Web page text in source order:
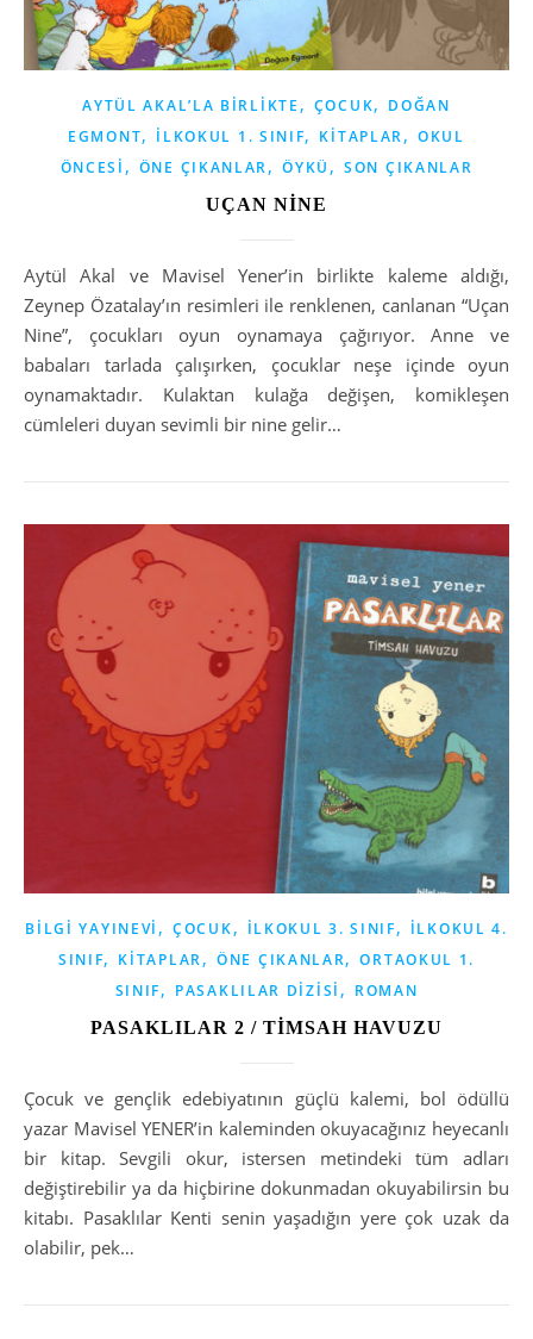
AYTÜL AKAL’LA BIRLIKTE , ÇOCUK, DOĞAN
EGMONT, İLKOKUL 1. SINIF, KITAPLAR,OKUL
ÖNCESI , ÖNE ÇIKANLAR,ÖYKÜ , SON ÇIKANLAR
UÇAN NİNE
Aytül Akal ve Mavisel Yener’in birlikte kaleme aldığı,
Zeynep Özatalay’ın resimleri ile renklenen, canlanan “Uçan
Nine”, çocukları oyun oynamaya çağırıyor. Anne ve
babaları tarlada çalışırken, çocuklar neşe içinde oyun
oynamaktadır. Kulaktan kulağa değişen, komikleşen
cümleleri duyan sevimli bir nine gelir…
BILGI YAYINEVI ,ÇOCUK, İLKOKUL 3. SINIF, İLKOKUL 4.
SINIF, KITAPLAR, ÖNE ÇIKANLAR,ORTAOKUL 1.
SINIF, PASAKLILAR DIZISI , ROMAN
PASAKLILAR 2 / TİMSAH HAVUZU
Çocuk ve gençlik edebiyatının güçlü kalemi, bol ödüllü
yazar Mavisel YENER’in kaleminden okuyacağınız heyecanlı
bir kitap. Sevgili okur, istersen metindeki tüm adları
değiştirebilir ya da hiçbirine dokunmadan okuyabilirsin bu
kitabı. Pasaklılar Kenti senin yaşadığın yere çok uzak da
olabilir, pek…